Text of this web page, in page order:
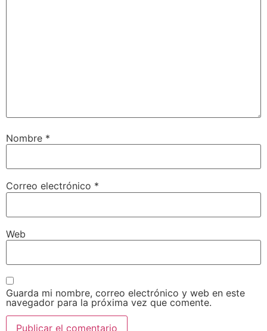
Nombre *
Correo electrónico *
Web
Guarda mi nombre, correo electrónico y web en este
navegador para la próxima vez que comente.